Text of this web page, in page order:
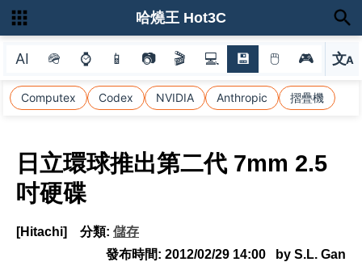
AI 🪖 ⌚ 📱 📷 🎬 💻 💾 🖱 🎮 文A
選
Computex Codex NVIDIA Anthropic 摺疊機
哈燒王 Hot3C
日立環球推出第二代 7mm 2.5
吋硬碟
[Hitachi] 分類: 儲存
發布時間: 2012/02/29 14:00 by S.L. Gan